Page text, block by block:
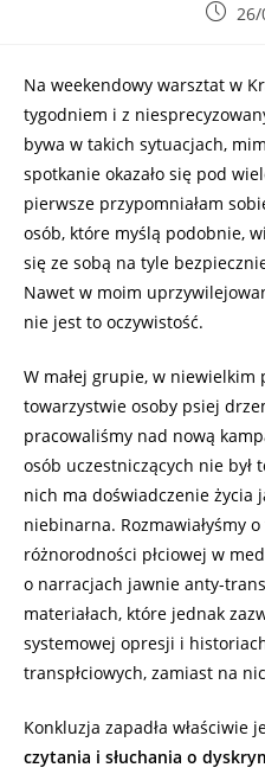
Na weekendowy warsztat w
tygodniem i z
bywa w takich sytuacjach,
spotkanie okazało się pod
pierwsze przypomniałam
osób, które myślą podobnie,
się ze sobą na tyle
Nawet w moim
nie jest to oczywistość.
W małej grupie, w niewielkim
towarzystwie osoby psiej
pracowaliśmy nad nową
osób uczestniczących nie był
nich ma doświadczenie życia
niebinarna. Rozmawiałyśmy
różnorodności płciowej w
o narracjach jawnie anty-
materiałach, które jednak
systemowej opresji i
transpłciowych, zamiast na
Konkluzja zapadła właściwie
czytania i słuchania o